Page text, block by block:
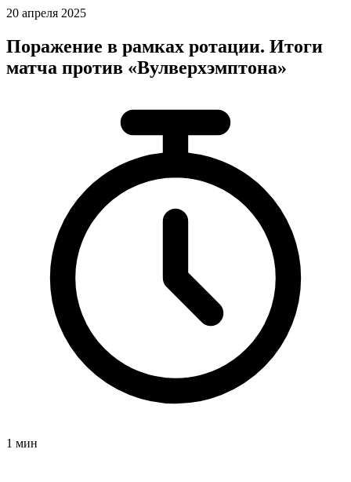
20 апреля 2025
Поражение в рамках ротации. Итоги
матча против «Вулверхэмптона»
1 мин